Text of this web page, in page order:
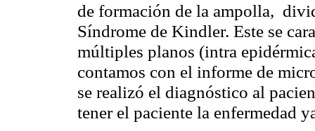
de formación de la ampolla,
Síndrome de Kindler. Este se
múltiples planos (intra
contamos con el informe de
se realizó el diagnóstico al
tener el paciente la enfermedad